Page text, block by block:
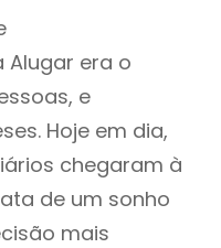
Alugar era o
e
Hoje em dia,
chegaram à
de um sonho
mais